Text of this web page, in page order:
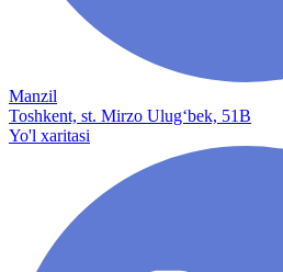
Manzil
Toshkent, st. Mirzo Ulug‘bek, 51B
Yo'l xaritasi